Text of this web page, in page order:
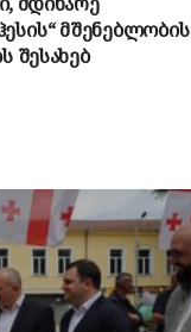
მშენებლობის
შესახებ